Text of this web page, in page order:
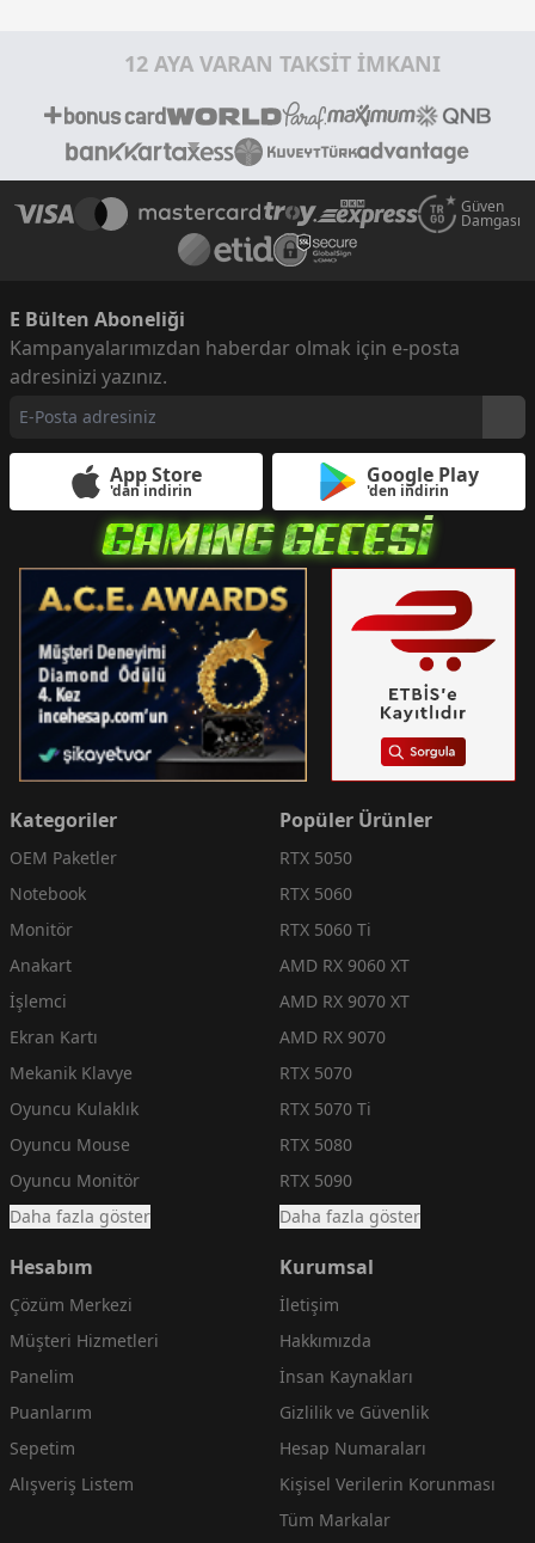
12 AYA VARAN TAKSİT İMKANI
Güven
Damgası
E Bülten Aboneliği
Kampanyalarımızdan haberdar olmak için e-posta
adresinizi yazınız.
App Store
'dan indirin
Google Play
'den indirin
Kategoriler
OEM Paketler
Notebook
Monitör
Anakart
İşlemci
Ekran Kartı
Mekanik Klavye
Oyuncu Kulaklık
Oyuncu Mouse
Oyuncu Monitör
Daha fazla göster
Popüler Ürünler
RTX 5050
RTX 5060
RTX 5060 Ti
AMD RX 9060 XT
AMD RX 9070 XT
AMD RX 9070
RTX 5070
RTX 5070 Ti
RTX 5080
RTX 5090
Daha fazla göster
Hesabım
Çözüm Merkezi
Müşteri Hizmetleri
Panelim
Puanlarım
Sepetim
Alışveriş Listem
Kurumsal
İletişim
Hakkımızda
İnsan Kaynakları
Gizlilik ve Güvenlik
Hesap Numaraları
Kişisel Verilerin Korunması
Tüm Markalar